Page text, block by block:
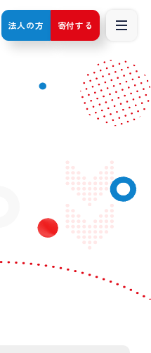
法人の方 寄付する